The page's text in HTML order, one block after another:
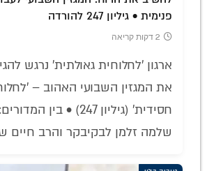
פנימית • גיליון 247 להורדה
2 דקות קריאה
ארגון 'לחלוחית גאולתית' נרגש
את המגזין השבועי האהוב –
חסידית' (גיליון 247) • בין
שלמה זלמן לבקיבקר והרב חיים